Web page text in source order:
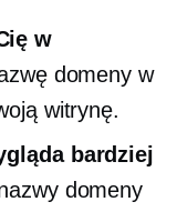
w
domeny w
witrynę.
bardziej
domeny